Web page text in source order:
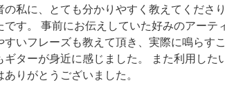
の私に、とても分かりやすく教えてくださ
です。 事前にお伝えしていた好みのアーテ
すいフレーズも教えて頂き、実際に鳴らす
ギターが身近に感じました。 また利用した
ありがとうございました。